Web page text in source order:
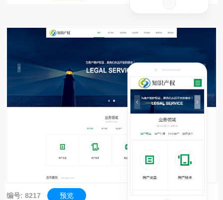
编号: 8217 预览